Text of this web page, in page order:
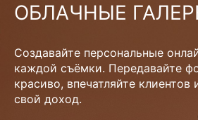
ОБЛАЧНЫЕ
Создавайте персональные
каждой съёмки. Передавайте
красиво, впечатляйте клиентов
свой доход.